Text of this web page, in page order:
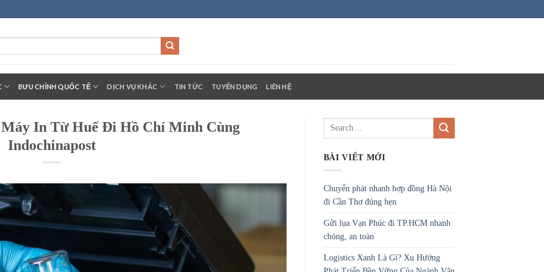
BƯU CHÍNH QUỐC TẾ DỊCH VỤ KHÁC TIN TỨC TUYỂN DỤNG LIÊN HỆ
Máy In Từ Huế Đi Hồ Chí Minh Cùng
Indochinapost
BÀI VIẾT MỚI
Chuyển phát nhanh hợp đồng Hà Nội
đi Cần Thơ đúng hẹn
Gửi lụa Vạn Phúc đi TP.HCM nhanh
chóng, an toàn
Logistics Xanh Là Gì? Xu Hướng